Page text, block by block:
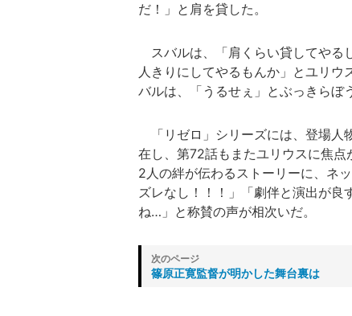
だ！」と肩を貸した。
スバルは、「肩くらい貸してやる
人きりにしてやるもんか」とユリウ
バルは、「うるせぇ」とぶっきらぼ
「リゼロ」シリーズには、登場人
在し、第72話もまたユリウスに焦
2人の絆が伝わるストーリーに、ネ
ズレなし！！！」「劇伴と演出が
ね…」と称賛の声が相次いだ。
篠原正寛監督が明かした舞台裏は